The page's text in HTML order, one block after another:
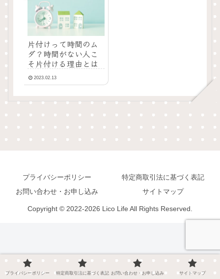
片付けって時間のム
ダ？時間がない人こ
そ片付ける理由とは
2023.02.13
プライバシーポリシー
特定商取引法に基づく表記
お問い合わせ・お申し込み
サイトマップ
Copyright © 2022-2026 Lico Life All Rights Reserved.
プライバシーポリシー 特定商取引法に基づく表記 お問い合わせ・お申し込み サイトマップ